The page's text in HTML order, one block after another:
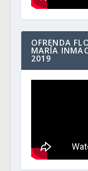
OFRENDA
MARÍA
2019